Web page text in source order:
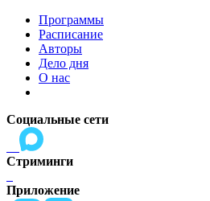
Программы
Расписание
Авторы
Дело дня
О нас
Социальные сети
Стриминги
Приложение